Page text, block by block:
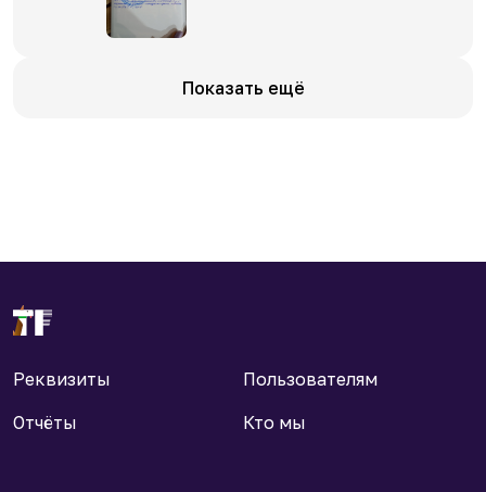
Показать ещё
Реквизиты
Пользователям
Отчёты
Кто мы